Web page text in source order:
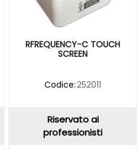
RFREQUENCY-C TOUCH
SCREEN
Codice:252011
Riservato ai
professionisti